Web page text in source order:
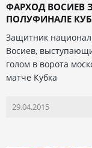
ФАРХОД ВОСИЕВ
ПОЛУФИНАЛЕ
Защитник
Восиев,
голом в ворота
матче Кубка
29.04.2015